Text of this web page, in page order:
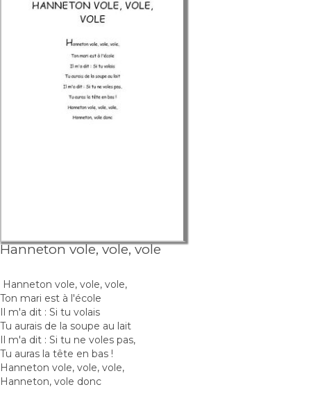
Hanneton vole, vole, vole
Hanneton vole, vole, vole,
Ton mari est à l'école
Il m'a dit : Si tu volais
Tu aurais de la soupe au lait
Il m'a dit : Si tu ne voles pas,
Tu auras la tête en bas !
Hanneton vole, vole, vole,
Hanneton, vole donc